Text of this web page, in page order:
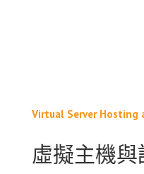
Virtual Server Hosting
虛擬主機與